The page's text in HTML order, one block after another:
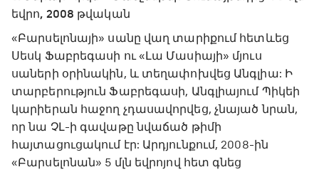
եվրո, 2008 թվական
«Բարսելոնայի» սանը վաղ տարիքում հետևեց
Սեսկ Ֆաբրեգասի ու «Լա Մասիայի» մյուս
սաների օրինակին, և տեղափոխվեց Անգլիա: Ի
տարբերություն Ֆաբրեգասի, Անգլիայում Պիկեի
կարիերան հաջող չդասավորվեց, չնայած նրան,
որ նա ՉԼ-ի գավաթը նվաճած թիմի
հայտացուցակում էր: Արդյունքում, 2008-ին
«Բարսելոնան» 5 մլն եվրոյով հետ գնեց